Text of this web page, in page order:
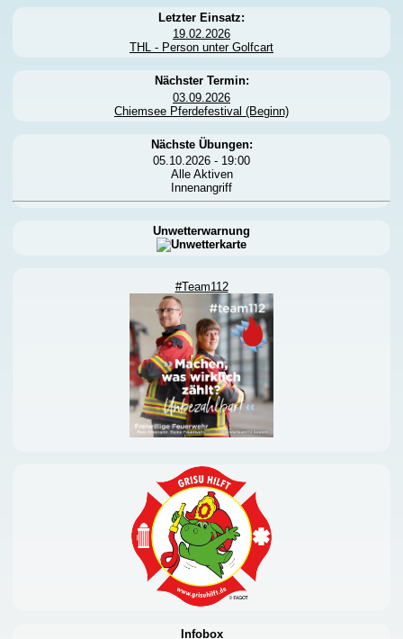
Letzter Einsatz:
19.02.2026
THL - Person unter Golfcart
Nächster Termin:
03.09.2026
Chiemsee Pferdefestival (Beginn)
Nächste Übungen:
05.10.2026 - 19:00
Alle Aktiven
Innenangriff
Unwetterwarnung
#Team112
Infobox